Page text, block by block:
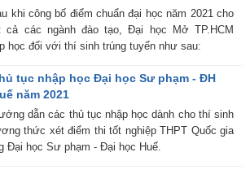
khi công bố điểm chuẩn đại học năm 2021 cho
cả các ngành đào tạo, Đại học Mở TP.HCM
học đối với thí sinh trúng tuyển như sau:
tục nhập học Đại học Sư phạm - ĐH
năm 2021
dẫn các thủ tục nhập học dành cho thí sinh
thức xét điểm thi tốt nghiệp THPT Quốc gia
Đại học Sư phạm - Đại học Huế.